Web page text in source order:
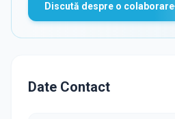
Discută despre o colaborare
Date Contact